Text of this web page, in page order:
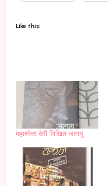
Like this:
महाश्वेता देवी लिखित जटायु